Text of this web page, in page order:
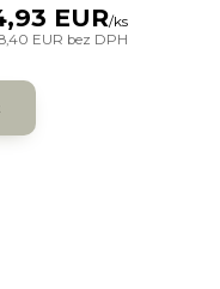
EUR/ks
EUR bez DPH